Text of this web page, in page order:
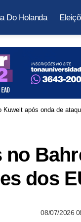
Do Holanda
Kuweit após onda de
no
dos
08/07/2026